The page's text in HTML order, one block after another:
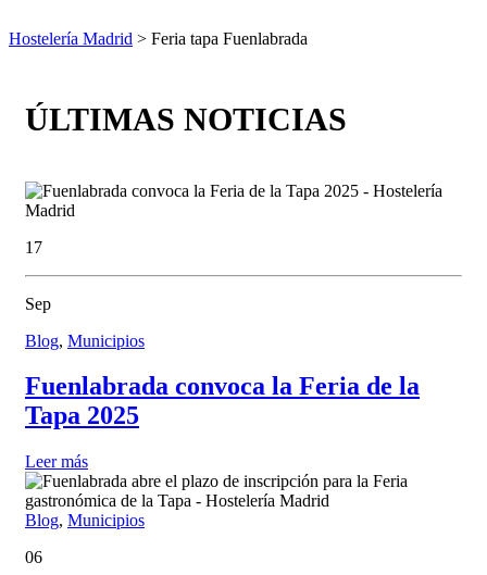
Hostelería Madrid > Feria tapa Fuenlabrada
ÚLTIMAS NOTICIAS
17
Sep
Blog, Municipios
Fuenlabrada convoca la Feria de la
Tapa 2025
Leer más
Blog, Municipios
06